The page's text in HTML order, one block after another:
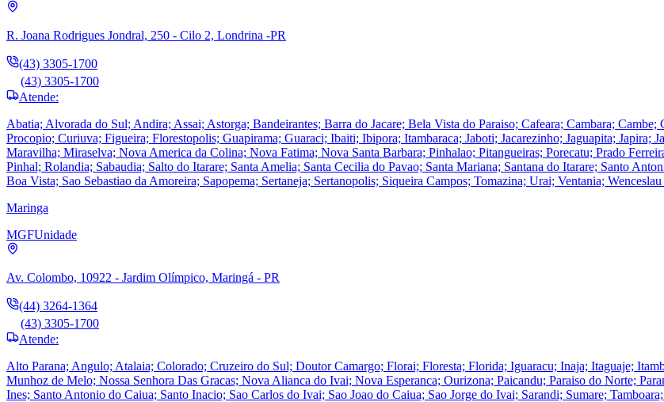
R. Joana Rodrigues Jondral, 250 - Cilo 2, Londrina -PR
(43) 3305-1700
(43) 3305-1700
Atende:
Abatia; Alvorada do Sul; Andira; Assai; Astorga; Bandeirantes; Barra do Jacare; Bela Vista do Paraiso; Cafeara; Cambara;
Procopio; Curiuva; Figueira; Florestopolis; Guapirama; Guaraci; Ibaiti; Ibipora; Itambaraca; Jaboti; Jacarezinho; Jaguapita;
Maravilha; Miraselva; Nova America da Colina; Nova Fatima; Nova Santa Barbara; Pinhalao; Pitangueiras; Porecatu; Prado
Pinhal; Rolandia; Sabaudia; Salto do Itarare; Santa Amelia; Santa Cecilia do Pavao; Santa Mariana; Santana do Itarare; Santo
Boa Vista; Sao Sebastiao da Amoreira; Sapopema; Sertaneja; Sertanopolis; Siqueira Campos; Tomazina; Urai; Ventania;
Maringa
MGFUnidade
Av. Colombo, 10922 - Jardim Olímpico, Maringá - PR
(44) 3264-1364
(43) 3305-1700
Atende:
Alto Parana; Angulo; Atalaia; Colorado; Cruzeiro do Sul; Doutor Camargo; Florai; Floresta; Florida; Iguaracu; Inaja; Itaguaje;
Munhoz de Melo; Nossa Senhora Das Gracas; Nova Alianca do Ivai; Nova Esperanca; Ourizona; Paicandu; Paraiso do Norte;
Ines; Santo Antonio do Caiua; Santo Inacio; Sao Carlos do Ivai; Sao Joao do Caiua; Sao Jorge do Ivai; Sarandi; Sumare;